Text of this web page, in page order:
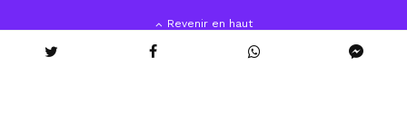
Revenir en haut